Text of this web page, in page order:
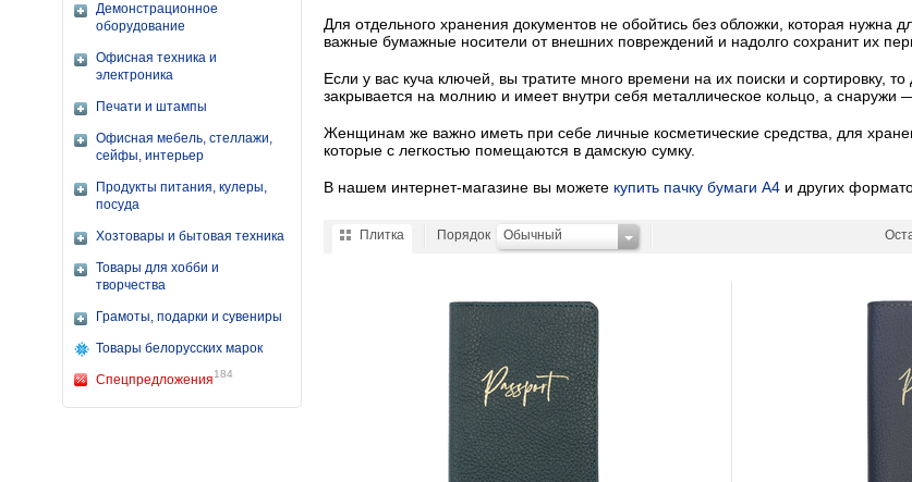
Демонстрационное
оборудование
Офисная техника и
электроника
Печати и штампы
Офисная мебель, стеллажи,
сейфы, интерьер
Продукты питания, кулеры,
посуда
Хозтовары и бытовая техника
Товары для хобби и
творчества
Грамоты, подарки и сувениры
Товары белорусских марок
Спецпредложения184
Для отдельного хранения документов не обойтись без обложки, которая нужна
важные бумажные носители от внешних повреждений и надолго сохранит их
Если у вас куча ключей, вы тратите много времени на их поиски и сортировку,
закрывается на молнию и имеет внутри себя металлическое кольцо, а снаружи
Женщинам же важно иметь при себе личные косметические средства, для
которые с легкостью помещаются в дамскую сумку.
В нашем интернет-магазине вы можете купить пачку бумаги А4 и других
Плитка Порядок Обычный